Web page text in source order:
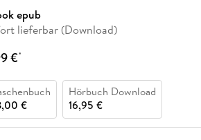
epub
lieferbar (Download)
€*
€
Hörbuch Download
16,95 €